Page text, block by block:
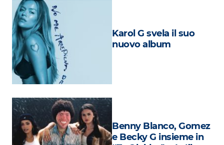
Musica
Cultura
Attualità
Costume
Extra
Eventi
Karol G svela il suo
nuovo album
Benny Blanco, Gomez
e Becky G insieme in